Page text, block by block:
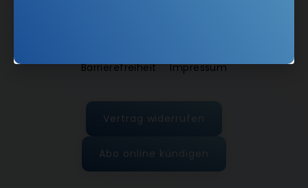
Barrierefreiheit
Impressum
Vertrag widerrufen
Abo online kündigen